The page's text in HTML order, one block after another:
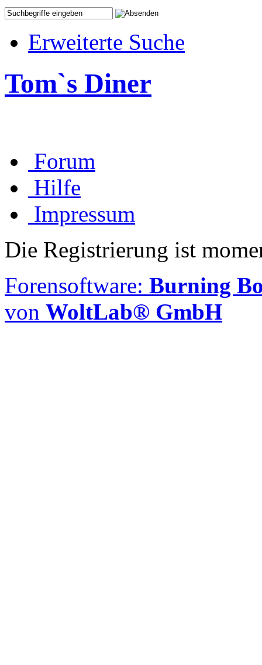
Erweiterte Suche
Tom`s Diner
Forum
Hilfe
Impressum
Die Registrierung ist
Forensoftware: Burning
von WoltLab® GmbH